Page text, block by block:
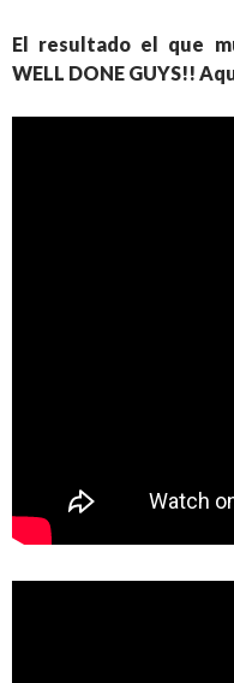
El resultado el que
WELL DONE GUYS!!